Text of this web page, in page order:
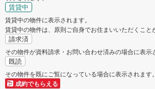
賃貸中
賃貸中の物件に表示されます。
賃貸中の物件は、原則ご自身でお住まいいただくこと
請求済
その物件が資料請求・お問い合わせ済みの場合に表示
既読
その物件を既にご覧になっている場合に表示されます。
成約でもらえる